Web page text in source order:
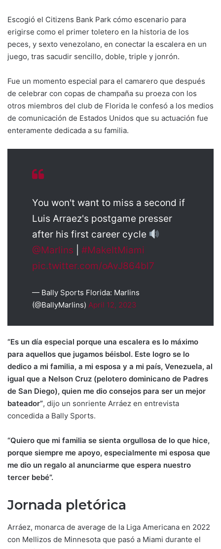
Escogió el Citizens Bank Park cómo escenario para
erigirse como el primer toletero en la historia de los
peces, y sexto venezolano, en conectar la escalera en un
juego, tras sacudir sencillo, doble, triple y jonrón.
Fue un momento especial para el camarero que después
de celebrar con copas de champaña su proeza con los
otros miembros del club de Florida le confesó a los medios
de comunicación de Estados Unidos que su actuación fue
enteramente dedicada a su familia.
You won't want to miss a second if
Luis Arraez's postgame presser
after his first career cycle
@Marlins
#MakeItMiami
pic.twitter.com/oAvJ864bl7
— Bally Sports Florida: Marlins
(@BallyMarlins) April 12, 2023
“Es un día especial porque una escalera es lo máximo
para aquellos que jugamos béisbol. Este logro se lo
dedico a mi familia, a mi esposa y a mi país, Venezuela, al
igual que a Nelson Cruz (pelotero dominicano de Padres
de San Diego), quien me dio consejos para ser un mejor
bateador”, dijo un sonriente Arráez en entrevista
concedida a Bally Sports.
“Quiero que mi familia se sienta orgullosa de lo que hice,
porque siempre me apoyo, especialmente mi esposa que
me dio un regalo al anunciarme que espera nuestro
tercer bebé”.
Jornada pletórica
Arráez, monarca de average de la Liga Americana en 2022
con Mellizos de Minnesota que pasó a Miami durante el